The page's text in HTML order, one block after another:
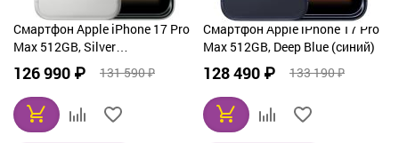
Смартфон Apple iPhone 17 Pro
Max 512GB, Silver
(серебристый)
126 990 ₽ 131 590 ₽
Смартфон Apple iPhone 17 Pro
Max 512GB, Deep Blue (синий)
128 490 ₽ 133 190 ₽